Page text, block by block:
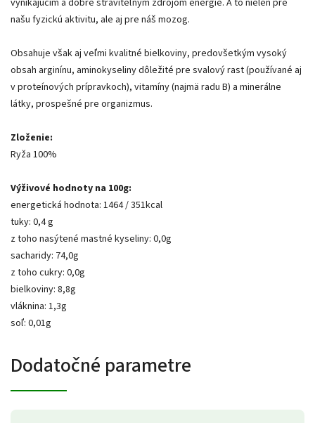
vynikajúcim a dobre stráviteľným zdrojom energie. A to nielen pre
našu fyzickú aktivitu, ale aj pre náš mozog.
Obsahuje však aj veľmi kvalitné bielkoviny, predovšetkým vysoký
obsah arginínu, aminokyseliny dôležité pre svalový rast (používané aj
v proteínových prípravkoch), vitamíny (najmä radu B) a minerálne
látky, prospešné pre organizmus.
Zloženie:
Ryža 100%
Výživové hodnoty na 100g:
energetická hodnota: 1464 / 351kcal
tuky: 0,4 g
z toho nasýtené mastné kyseliny: 0,0g
sacharidy: 74,0g
z toho cukry: 0,0g
bielkoviny: 8,8g
vláknina: 1,3g
soľ: 0,01g
Dodatočné parametre